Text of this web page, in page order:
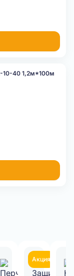
10-40 1,2м*100м
Акция